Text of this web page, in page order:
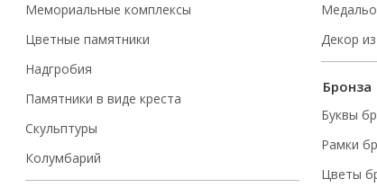
Мемориальные комплексы
Цветные памятники
Надгробия
Памятники в виде креста
Скульптуры
Колумбарий
Декор
Бронза
Буквы
Рамки
Цветы